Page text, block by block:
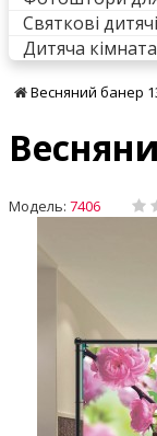
Святкові
Дитяча кімната
Весняний банер
Модель: 7406